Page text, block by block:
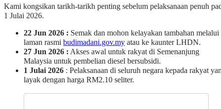
1 Julai 2026: Pelaksanaan di seluruh negara kepada rakyat
layak dengan harga RM2.10 seliter.